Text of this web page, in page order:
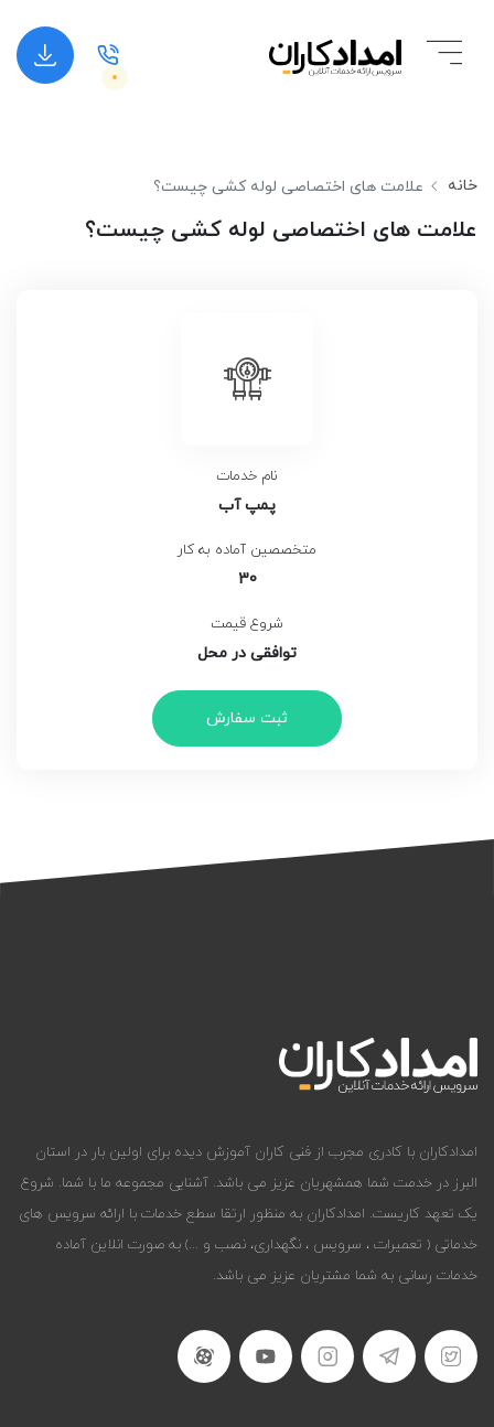
خانه علامت های اختصاصی لوله کشی چیست؟
علامت های اختصاصی لوله کشی چیست؟
نام خدمات
پمپ آب
متخصصین آماده به کار
30
شروع قیمت
توافقی در محل
ثبت سفارش
امدادکاران با کادری مجرب از فنی کاران آموزش دیده برای اولین بار در استان
البرز در خدمت شما همشهریان عزیز می باشد. آشنایی مجموعه ما با شما. شروع
یک تعهد کاریست. امدادکاران به منظور ارتقا سطع خدمات با ارائه سرویس های
خدماتی ( تعمیرات ، سرویس ، نگهداری، نصب و ...) به صورت انلاین آماده
خدمات رسانی به شما مشتریان عزیز می باشد.